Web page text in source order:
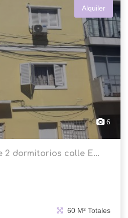
Alquiler
6
2 dormitorios calle E...
60 M² Totales